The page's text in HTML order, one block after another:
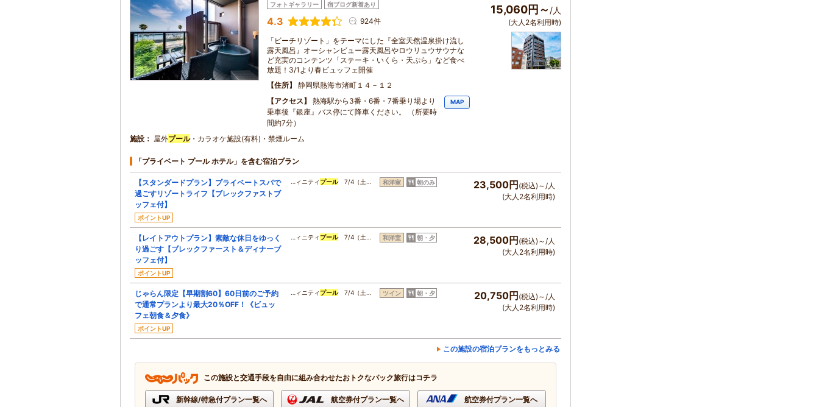
フォトギャラリー 宿ブログ新着あり
4.3 924件
「ビーチリゾート」をテーマにした『全室天然温泉掛け流し
露天風呂』オーシャンビュー露天風呂やロウリュウサウナな
ど充実のコンテンツ「ステーキ・いくら・天ぷら」など食べ
放題！3/1より春ビュッフェ開催
住所
静岡県熱海市渚町１４－１２
アクセス
熱海駅から3番・6番・7番乗り場より
乗車後『銀座』バス停にて降車ください。 （所要時
間約7分）
MAP
15,060円～ /人
(大人2名利用時)
施設 屋外プール・カラオケ施設(有料)・禁煙ルーム
「プライベート プール ホテル」を含む宿泊プラン
【スタンダードプラン】プライベートスパで
過ごすリゾートライフ【ブレックファストブ
ッフェ付】
ポイントUP
…ィニティ プール7/4（土… 和洋室 朝のみ 23,500円 (税込)～/人
(大人2名利用時)
【レイトアウトプラン】素敵な休日をゆっく
り過ごす【ブレックファースト＆ディナーブ
ッフェ付】
ポイントUP
…ィニティ プール7/4（土… 和洋室 朝・夕 28,500円 (税込)～/人
(大人2名利用時)
じゃらん限定【早期割60】60日前のご予約
で通常プランより最大20％OFF！《ビュッ
フェ朝食＆夕食》
ポイントUP
…ィニティ プール7/4（土… ツイン 朝・夕 20,750円 (税込)～/人
(大人2名利用時)
この施設の宿泊プランをもっとみる
この施設と交通手段を自由に組み合わせたおトクなパック旅行はコチラ
新幹線/特急付プラン一覧へ 航空券付プラン一覧へ 航空券付プラン一覧へ